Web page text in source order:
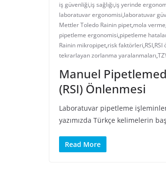
iş güvenliği,iş sağlığı,iş yerinde
laboratuvar ergonomisi,laboratuvar
Mettler Toledo Rainin pipet,mola verme
pipetleme ergonomisi,pipetleme
Rainin mikropipet,risk faktörleri,RSI,RSI
tekrarlayan zorlanma yaralanmaları,
Manuel
(RSI) Önlenmesi
Laboratuvar pipetleme
yazımızda Türkçe kelimelerin
Read More